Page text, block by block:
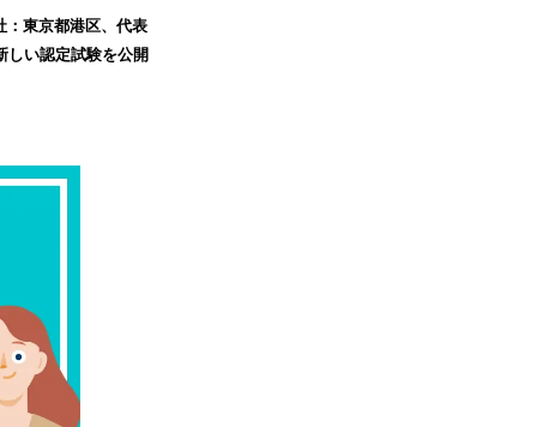
：東京都港区、代表
しい認定試験を公開